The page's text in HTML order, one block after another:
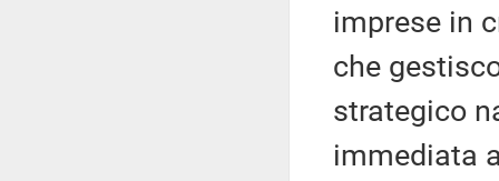
imprese in
che
strategico
immediata